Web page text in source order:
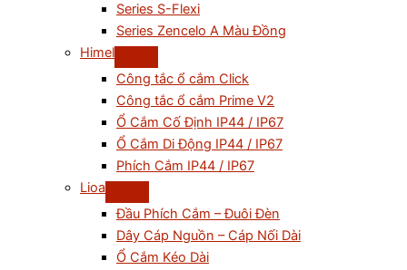
Series S-Flexi
Series Zencelo A Màu Đồng
Himel
Công tắc ổ cắm Click
Công tắc ổ cắm Prime V2
Ổ Cắm Cố Định IP44 / IP67
Ổ Cắm Di Động IP44 / IP67
Phích Cắm IP44 / IP67
Lioa
Đầu Phích Cắm – Đuôi Đèn
Dây Cáp Nguồn – Cáp Nối Dài
Ổ Cắm Kéo Dài